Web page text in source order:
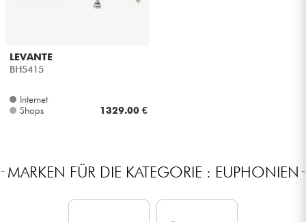
HiFi
LEVANTE
BH5415
Internet
Shops
1329.00 €
MARKEN FÜR DIE KATEGORIE : EUPHONIEN